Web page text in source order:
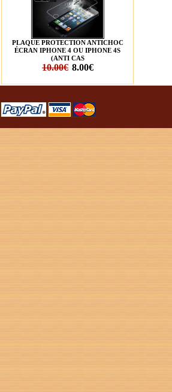
PLAQUE PROTECTION ANTICHOC
ÉCRAN IPHONE 4 OU IPHONE 4S
(ANTI CAS
10.00€ 8.00€